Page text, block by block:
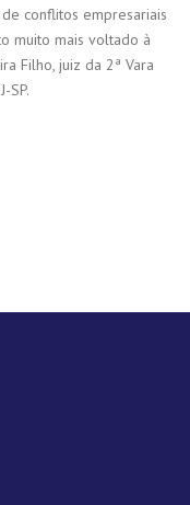
conflitos empresariais
muito mais voltado à
Filho, juiz da 2ª Vara
SP.